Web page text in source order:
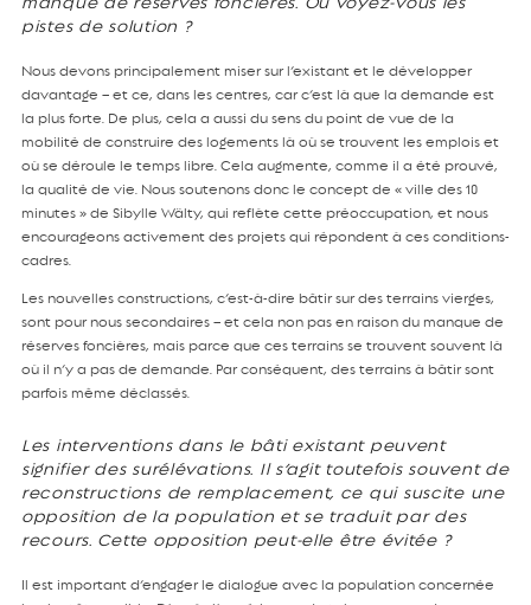
pistes de solution ?
Nous devons principalement miser sur l’existant et le développer
davantage – et ce, dans les centres, car c’est là que la demande est
la plus forte. De plus, cela a aussi du sens du point de vue de la
mobilité de construire des logements là où se trouvent les emplois et
où se déroule le temps libre. Cela augmente, comme il a été prouvé,
la qualité de vie. Nous soutenons donc le concept de « ville des 10
minutes » de Sibylle Wälty, qui reflète cette préoccupation, et nous
encourageons activement des projets qui répondent à ces conditions-
cadres.
Les nouvelles constructions, c’est-à-dire bâtir sur des terrains vierges,
sont pour nous secondaires – et cela non pas en raison du manque de
réserves foncières, mais parce que ces terrains se trouvent souvent là
où il n’y a pas de demande. Par conséquent, des terrains à bâtir sont
parfois même déclassés.
Les interventions dans le bâti existant peuvent
signifier des surélévations. Il s’agit toutefois souvent de
reconstructions de remplacement, ce qui suscite une
opposition de la population et se traduit par des
recours. Cette opposition peut-elle être évitée ?
Il est important d’engager le dialogue avec la population concernée